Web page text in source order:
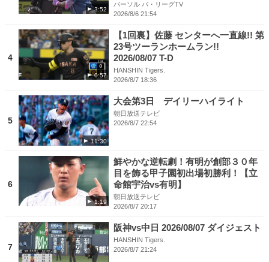
3:52
パーソル パ・リーグTV
2026/8/6 21:54
4
0:57
【1回裏】佐藤 センターへ一直線!! 第
23号ツーランホームラン!!
2026/08/07 T-D
HANSHIN Tigers.
2026/8/7 18:36
5
11:30
大会第3日 デイリーハイライト
朝日放送テレビ
2026/8/7 22:54
6
1:19
鮮やかな逆転劇！有明が創部３０年
目を飾る甲子園初出場初勝利！【立
命館宇治vs有明】
朝日放送テレビ
2026/8/7 20:17
7
阪神vs中日 2026/08/07 ダイジェスト
HANSHIN Tigers.
2026/8/7 21:24